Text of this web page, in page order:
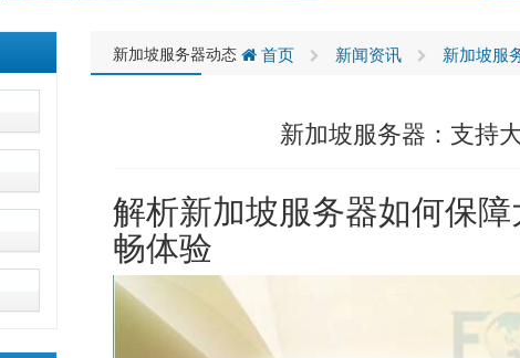
新加坡服务器动态 首页 新闻资讯 新加坡服
新加坡服务器：支持
解析新加坡服务器如何保
畅体验